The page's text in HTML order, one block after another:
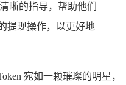
晰的指导，帮助他们
提现操作，以更好地
宛如一颗璀璨的明星，